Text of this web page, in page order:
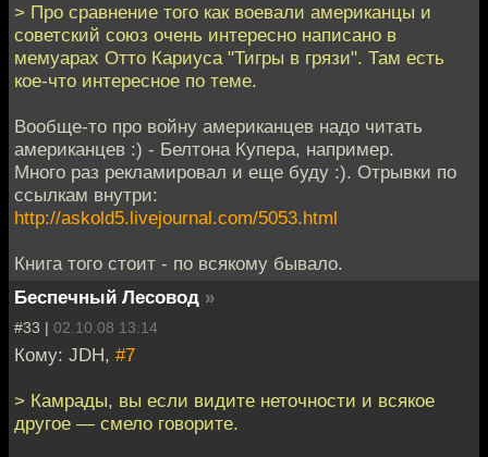
> Про сравнение того как воевали американцы и
советский союз очень интересно написано в
мемуарах Отто Кариуса "Тигры в грязи". Там есть
кое-что интересное по теме.
Вообще-то про войну американцев надо читать
американцев :) - Белтона Купера, например.
Много раз рекламировал и еще буду :). Отрывки по
ссылкам внутри:
http://askold5.livejournal.com/5053.html
Книга того стоит - по всякому бывало.
Беспечный Лесовод »
#33 | 02.10.08 13:14
Кому: JDH, #7
> Камрады, вы если видите неточности и всякое
другое — смело говорите.